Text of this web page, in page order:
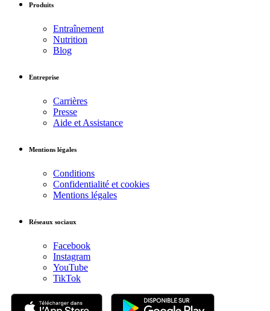
Produits
Entraînement
Nutrition
Blog
Entreprise
Carrières
Presse
Aide et Assistance
Mentions légales
Conditions
Confidentialité et cookies
Mentions légales
Réseaux sociaux
Facebook
Instagram
YouTube
TikTok